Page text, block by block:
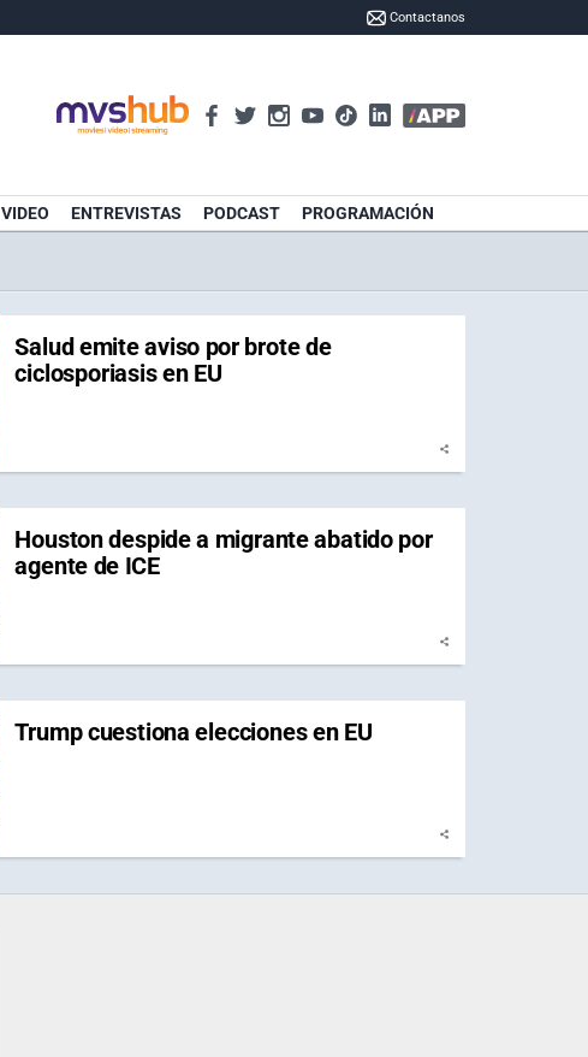
Contactanos
VIDEO ENTREVISTAS PODCAST PROGRAMACIÓN
Salud emite aviso por brote de
ciclosporiasis en EU
Houston despide a migrante abatido por
agente de ICE
Trump cuestiona elecciones en EU